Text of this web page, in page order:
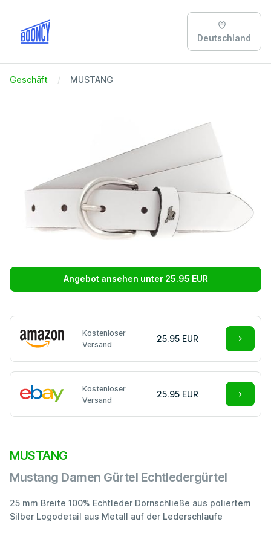
Deutschland
Geschäft MUSTANG
Angebot ansehen unter 25.95 EUR
Kostenloser
Versand
25.95 EUR
Kostenloser
Versand
25.95 EUR
MUSTANG
Mustang Damen Gürtel Echtledergürtel
25 mm Breite 100% Echtleder Dornschließe aus poliertem
Silber Logodetail aus Metall auf der Lederschlaufe